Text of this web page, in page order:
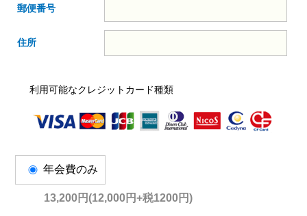
郵便番号
住所
利用可能なクレジットカード種類
年会費のみ
13,200円(12,000円+税1200円)